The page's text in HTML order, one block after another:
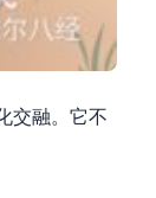
交融。它不